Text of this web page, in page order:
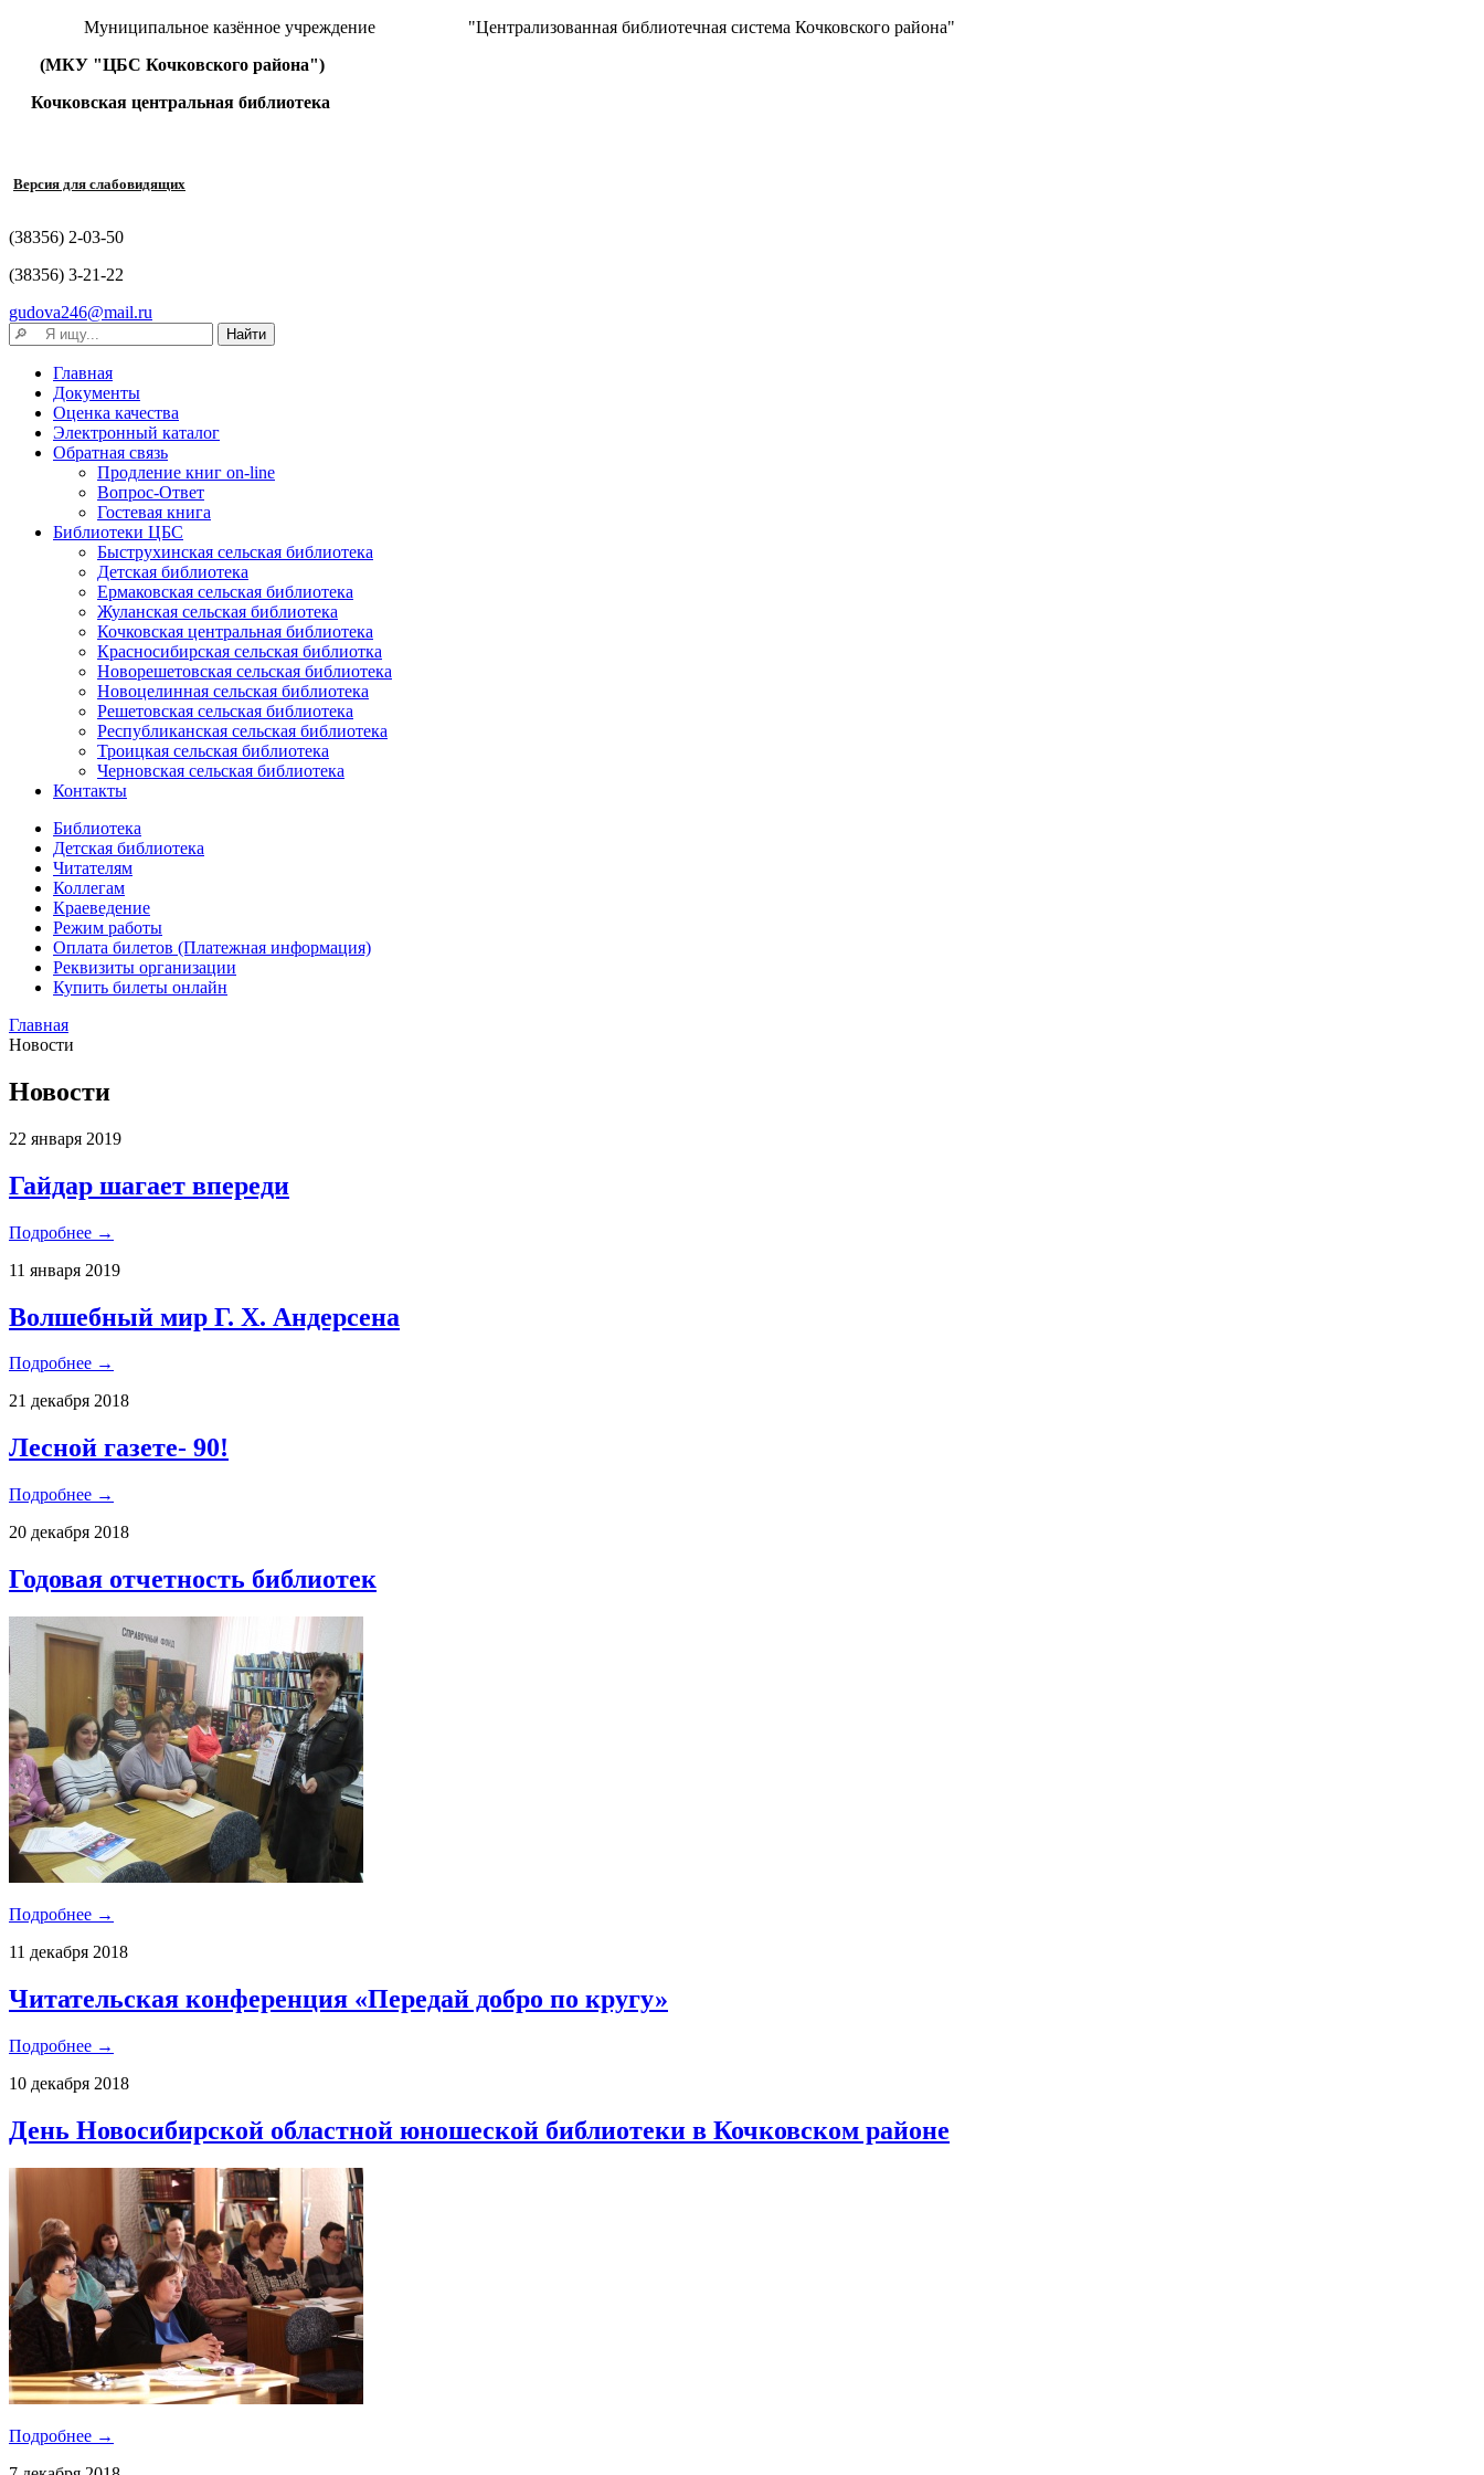
Муниципальное казённое учреждение "Централизованная библиотечная система Кочковского района"
(МКУ "ЦБС Кочковского района")
Кочковская центральная библиотека
Версия для слабовидящих
(38356) 2-03-50
(38356) 3-21-22
gudova246@mail.ru
Главная
Документы
Оценка качества
Электронный каталог
Обратная связь
Продление книг on-line
Вопрос-Ответ
Гостевая книга
Библиотеки ЦБС
Быструхинская сельская библиотека
Детская библиотека
Ермаковская сельская библиотека
Жуланская сельская библиотека
Кочковская центральная библиотека
Красносибирская сельская библиотка
Новорешетовская сельская библиотека
Новоцелинная сельская библиотека
Решетовская сельская библиотека
Республиканская сельская библиотека
Троицкая сельская библиотека
Черновская сельская библиотека
Контакты
Библиотека
Детская библиотека
Читателям
Коллегам
Краеведение
Режим работы
Оплата билетов (Платежная информация)
Реквизиты организации
Купить билеты онлайн
Главная
Новости
Новости
22 января 2019
Гайдар шагает впереди
Подробнее →
11 января 2019
Волшебный мир Г. Х. Андерсена
Подробнее →
21 декабря 2018
Лесной газете- 90!
Подробнее →
20 декабря 2018
Годовая отчетность библиотек
Подробнее →
11 декабря 2018
Читательская конференция «Передай добро по кругу»
Подробнее →
10 декабря 2018
День Новосибирской областной юношеской библиотеки в Кочковском районе
Подробнее →